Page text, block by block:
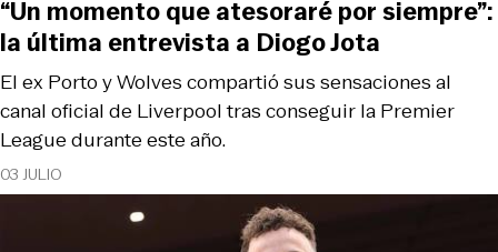
03 JULIO
El ex Porto y Wolves compartió sus sensaciones al
canal oficial de Liverpool tras conseguir la Premier
League durante este año.
“Un momento que atesoraré por siempre”:
la última entrevista a Diogo Jota